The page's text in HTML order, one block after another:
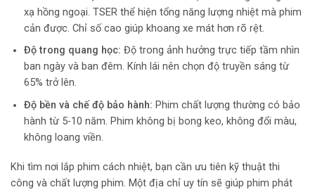
xạ hồng ngoại. TSER thể hiện tổng năng lượng nhiệt mà phim
cản được. Chỉ số cao giúp khoang xe mát hơn rõ rệt.
Độ trong quang học: Độ trong ảnh hưởng trực tiếp tầm nhìn
ban ngày và ban đêm. Kính lái nên chọn độ truyền sáng từ
65% trở lên.
Độ bền và chế độ bảo hành: Phim chất lượng thường có bảo
hành từ 5-10 năm. Phim không bị bong keo, không đổi màu,
không loang viền.
Khi tìm nơi lắp phim cách nhiệt, bạn cần ưu tiên kỹ thuật thi
công và chất lượng phim. Một địa chỉ uy tín sẽ giúp phim phát